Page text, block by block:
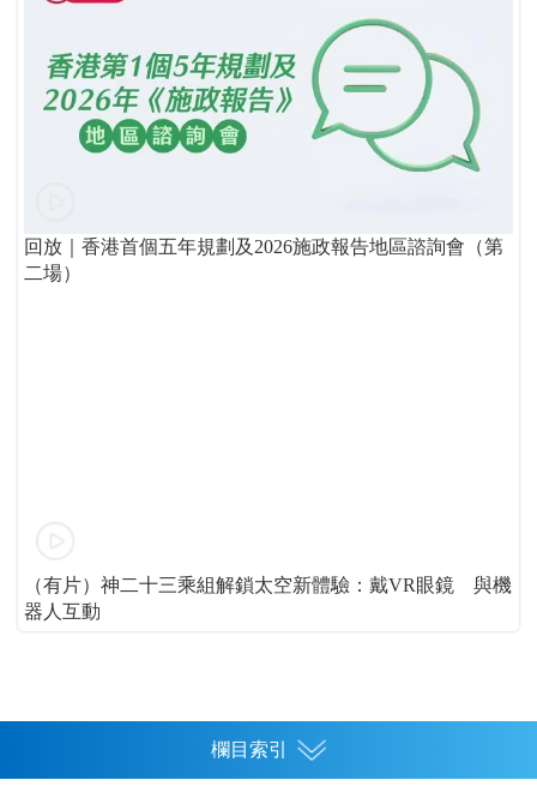
回放｜香港首個五年規劃及2026施政報告地區諮詢會（第
二場）
（有片）神二十三乘組解鎖太空新體驗：戴VR眼鏡 與機
器人互動
欄目索引